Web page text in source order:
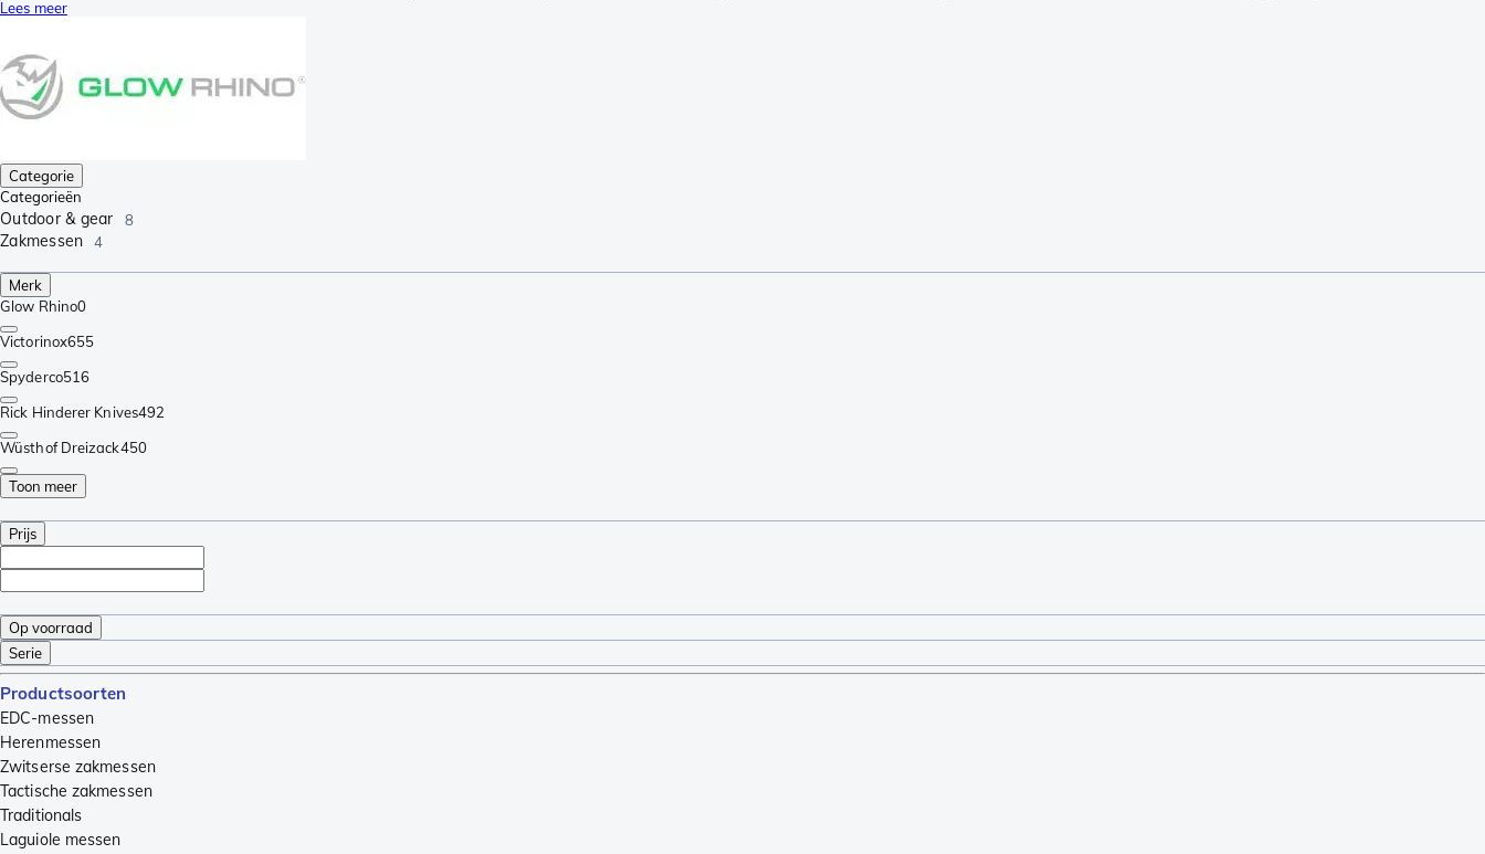
Lees meer
Categorie
Categorieën
Outdoor & gear 8
Zakmessen 4
Merk
Glow Rhino0
Victorinox655
Spyderco516
Rick Hinderer Knives492
Wüsthof Dreizack450
Toon meer
Prijs
Op voorraad
Serie
Productsoorten
EDC-messen
Herenmessen
Zwitserse zakmessen
Tactische zakmessen
Traditionals
Laguiole messen